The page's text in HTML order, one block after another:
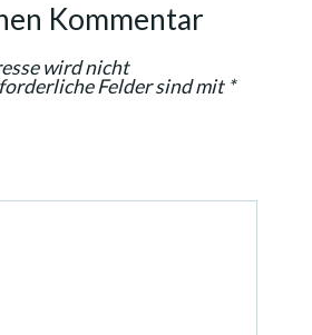
Kommentar
wird nicht
Felder sind mit *